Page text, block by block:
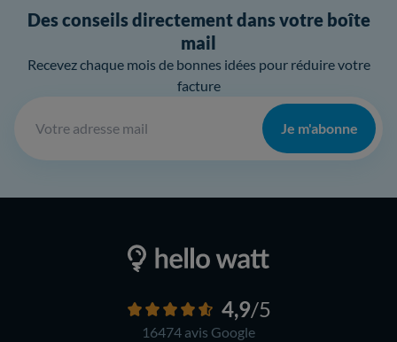
Des conseils directement dans votre boîte
mail
Recevez chaque mois de bonnes idées pour réduire votre
facture
Je m'abonne
4,9/5
16474 avis Google